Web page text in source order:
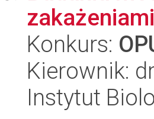
Konkurs:
Kierownik:
Instytut